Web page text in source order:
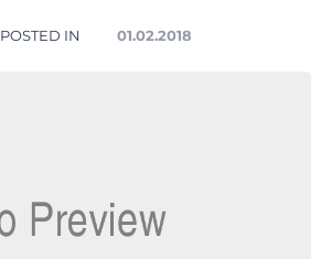
POSTED IN 01.02.2018